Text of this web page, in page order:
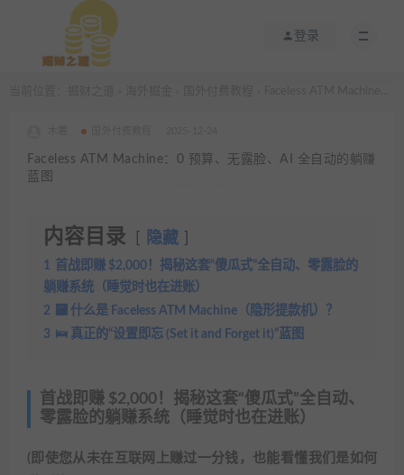
登录
Faceless ATM Machine：0 预算、无露脸、AI 全自动的躺赚
蓝图
内容目录 隐藏
1
首战即赚 $2,000！揭秘这套“傻瓜式”全自动、零露脸的
躺赚系统（睡觉时也在进账）
2
🏧 什么是 Faceless ATM Machine（隐形提款机）？
3 🛌 真正的“设置即忘 (Set it and Forget it)”蓝图
首战即赚 $2,000！揭秘这套“傻瓜式”全自动、
零露脸的躺赚系统（睡觉时也在进账）
(即使您从未在互联网上赚过一分钱，也能看懂我们是如何